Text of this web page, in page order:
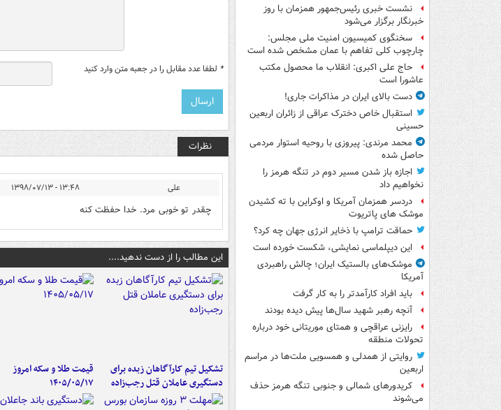
نشست خبری رئیس‌جمهور همزمان با روز
خبرنگار برگزار می‌شود
سخنگوی کمیسیون امنیت ملی مجلس:
چارچوب کلی تفاهم با عمان مشخص شده است
حاج علی اکبری: انقلاب ما محصول مکتب
عاشورا است
دست بالای ایران در مذاکرات جاری!
استقبال خاص دخترک عراقی از زائران اربعین
حسینی
محمد مرندی: پیروزی با روحیه استوار مردمی
حاصل شده
اجازه باز شدن مسیر دوم در تنگه هرمز را
نخواهیم داد
دردسر همزمان آمریکا و اوکراین با ته کشیدن
موشک های پاتریوت
حماقت ترامپ با ذخایر انرژی جهان چه کرد؟
این دیپلماسی نمایشی، شکست خورده است
موشک‌های بالستیک ایران؛ چالش راهبردی
آمریکا
باید افراد کارآمدتر را به کار گرفت
آنچه رهبر شهید سال‌ها پیش دیده بودند
رایزنی عراقچی و همتای موریتانی خود درباره
تحولات منطقه
روایتی از همدلی و همسویی ملت‌ها در مراسم
اربعین
کریدورهای شمالی و جنوبی تنگه هرمز حذف
می‌شوند
* لطفا عدد مقابل را در جعبه متن وارد کنید
نظرات
علی ۱۳:۴۸ - ۱۳۹۸/۰۷/۱۳
چقدر تو خوبی مرد. خدا حفظت کنه
این مطالب را از دست ندهید....
تشکیل تیم کارآگاهان زبده برای
دستگیری عاملان قتل رجب‌زاده
قیمت طلا و سکه امروز
۱۴۰۵/۰۵/۱۷